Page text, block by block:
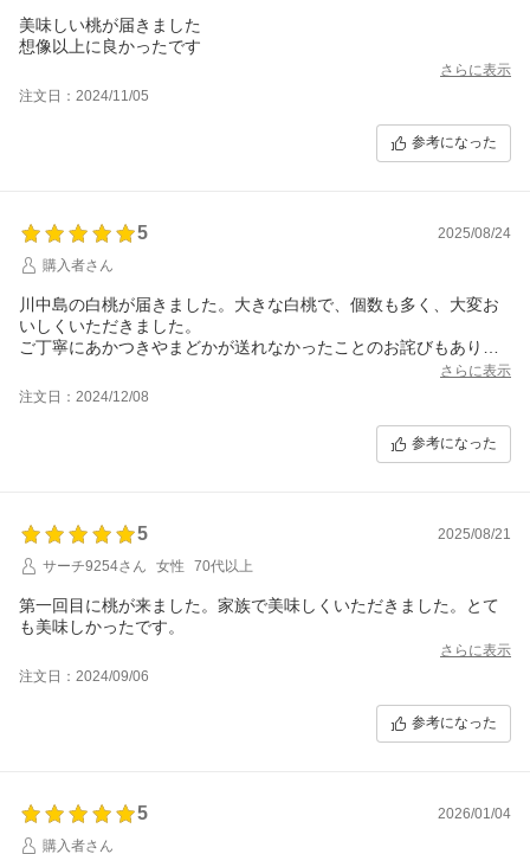
美味しい桃が届きました
想像以上に良かったです
さらに表示
注文日：2024/11/05
参考になった
5
2025/08/24
購入者さん
川中島の白桃が届きました。大きな白桃で、個数も多く、大変お
いしくいただきました。
ご丁寧にあかつきやまどかが送れなかったことのお詫びもあり、
梨、ブドウ、りんご 楽しみにしています。ありがとうございまし
さらに表示
注文日：2024/12/08
参考になった
5
2025/08/21
サーチ9254さん
女性 70代以上
第一回目に桃が来ました。家族で美味しくいただきました。とて
も美味しかったです。
さらに表示
注文日：2024/09/06
参考になった
5
2026/01/04
購入者さん